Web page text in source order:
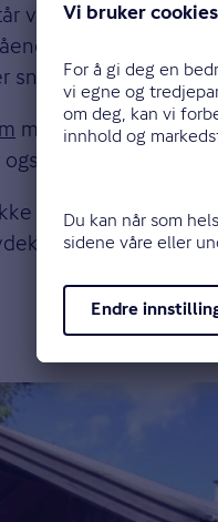
vinkelrett mot
stativ fungerer
ved behov.
minner om at det
søknadsplikt for
er tillatt eller
sier han.